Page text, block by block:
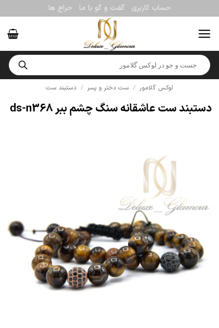
to
content
حساب کاربری گفت و گو با ما حراج ها
Products
search
لوکس گلامور / ست دختر و پسر / دستبند ست
دستبند ست عاشقانه سنگ چشم ببر ds-n368